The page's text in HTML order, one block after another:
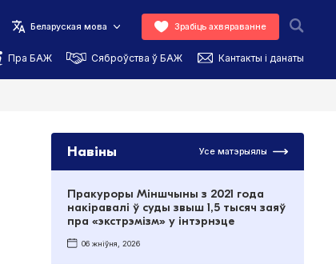
Беларуская мова Зрабіць ахвяраванне
Пра БАЖ Сяброўства ў БАЖ Кантакты і данаты
Навіны Усе матэрыялы
Пракуроры Міншчыны з 2021 года
накіравалі ў суды звыш 1,5 тысяч заяў
пра «экстрэмізм» у інтэрнэце
06 жніўня, 2026